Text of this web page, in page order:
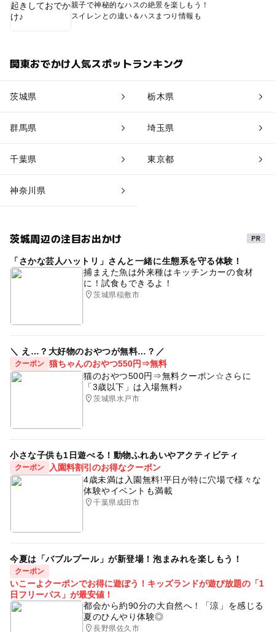
親子で神秘的なハスの絶景を楽しもう！
スイレンとの違い＆ハスまつり情報も
関東おでかけ人気スポットランキング
茨城県 栃木県
群馬県 埼玉県
千葉県 東京都
神奈川県
茨城周辺の注目お出かけ
「さかな芸人ハットリ」さんと一緒に生態系を守る体験！
捕まえた魚は外来種はキッチンカーの食材
に！試食もできるよ！
茨城県稲敷市
＼ え…？大好物のおやつが無料…？／
クーポン 猫ちゃんのおやつ550円⇒無料
猫のおやつ500円⇒無料クーポン☆さらに
「3歳以下」は入場無料♪
茨城県水戸市
小さな子供も1日遊べる！動物ふれあいやアクティビティ
クーポン
入園料割引のお得なクーポン
4歳未満は入園無料!平日が特に穴場で様々な
体験やイベントも満載
千葉県成田市
今夏は「バブルプール」が新登場！泡まみれを楽しもう！
クーポン
いこーよクーポンでお得に遊ぼう！キッズランドが遊び放題の「1
日フリーパス」が最安値！
都会から約90分の大自然へ！「涼」を感じる
夏のひんやり体験◎
長野県佐久市